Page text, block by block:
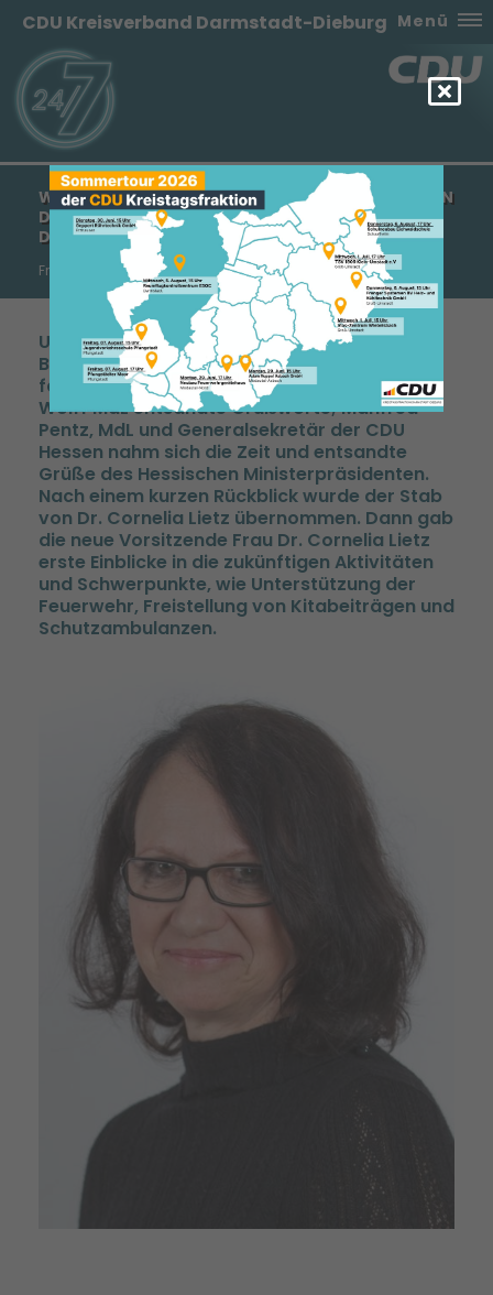
CDU Kreisverband Darmstadt-Dieburg Menü
WEITERGABE DER LEITUNG VON ANNETTE BARS AN
DR. CORNELIA LIETZ FÜR DEN LANDKREIS
DARMSTADT
Frauen-Union Darmstadt-Dieburg
Unter der Leitung der
Bundestagsabgeordneten Patricia Lips
fanden die Vorstandswahlen statt. Karin
Wolff MdL entsandte Grußworte; Manfred
Pentz, MdL und Generalsekretär der CDU
Hessen nahm sich die Zeit und entsandte
Grüße des Hessischen Ministerpräsidenten.
Nach einem kurzen Rückblick wurde der Stab
von Dr. Cornelia Lietz übernommen. Dann gab
die neue Vorsitzende Frau Dr. Cornelia Lietz
erste Einblicke in die zukünftigen Aktivitäten
und Schwerpunkte, wie Unterstützung der
Feuerwehr, Freistellung von Kitabeiträgen und
Schutzambulanzen.